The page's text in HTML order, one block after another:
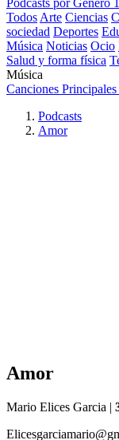
Podcasts por Género
Todos Arte Ciencias
sociedad Deportes
Música Noticias Ocio
Salud y forma física
Música
Canciones Principales
Podcasts
Amor
Amor
Mario Elices Garcia |